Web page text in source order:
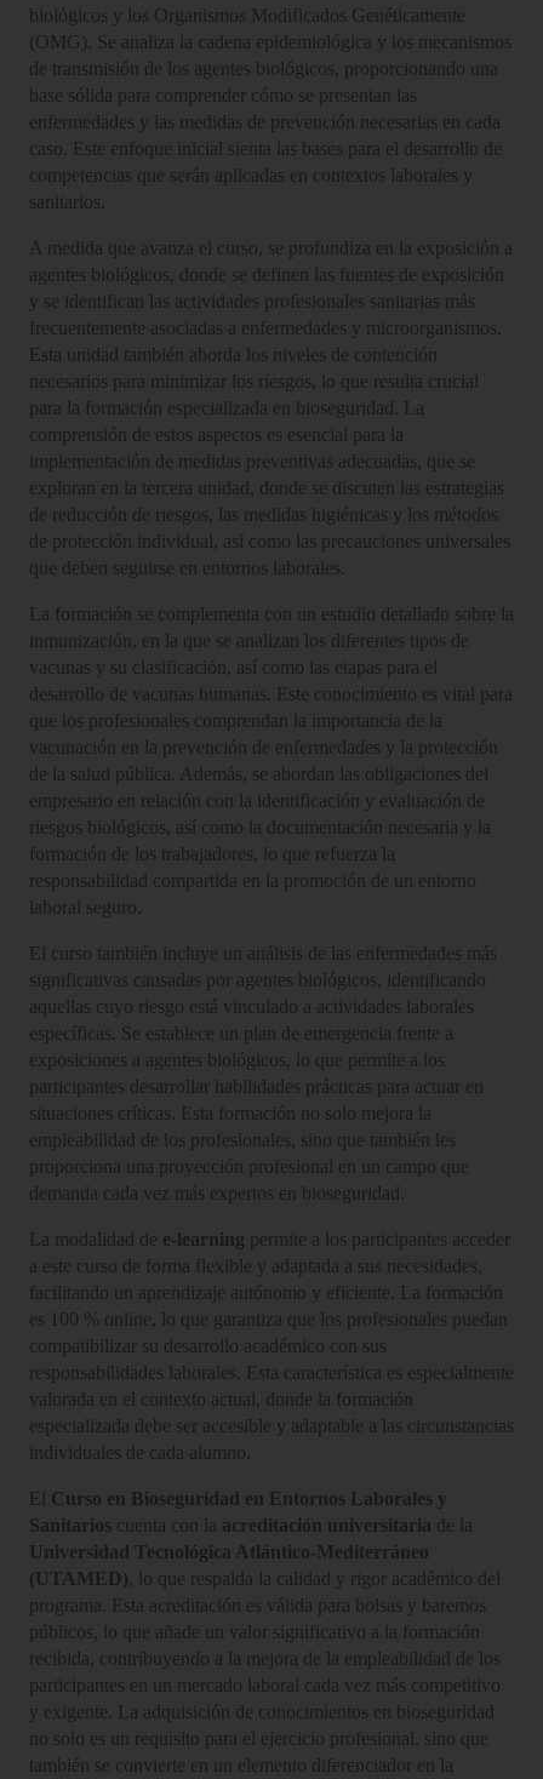
biológicos y los Organismos Modificados Genéticamente
(OMG). Se analiza la cadena epidemiológica y los mecanismos
de transmisión de los agentes biológicos, proporcionando una
base sólida para comprender cómo se presentan las
enfermedades y las medidas de prevención necesarias en cada
caso. Este enfoque inicial sienta las bases para el desarrollo de
competencias que serán aplicadas en contextos laborales y
sanitarios.
A medida que avanza el curso, se profundiza en la exposición a
agentes biológicos, donde se definen las fuentes de exposición
y se identifican las actividades profesionales sanitarias más
frecuentemente asociadas a enfermedades y microorganismos.
Esta unidad también aborda los niveles de contención
necesarios para minimizar los riesgos, lo que resulta crucial
para la formación especializada en bioseguridad. La
comprensión de estos aspectos es esencial para la
implementación de medidas preventivas adecuadas, que se
exploran en la tercera unidad, donde se discuten las estrategias
de reducción de riesgos, las medidas higiénicas y los métodos
de protección individual, así como las precauciones universales
que deben seguirse en entornos laborales.
La formación se complementa con un estudio detallado sobre la
inmunización, en la que se analizan los diferentes tipos de
vacunas y su clasificación, así como las etapas para el
desarrollo de vacunas humanas. Este conocimiento es vital para
que los profesionales comprendan la importancia de la
vacunación en la prevención de enfermedades y la protección
de la salud pública. Además, se abordan las obligaciones del
empresario en relación con la identificación y evaluación de
riesgos biológicos, así como la documentación necesaria y la
formación de los trabajadores, lo que refuerza la
responsabilidad compartida en la promoción de un entorno
laboral seguro.
El curso también incluye un análisis de las enfermedades más
significativas causadas por agentes biológicos, identificando
aquellas cuyo riesgo está vinculado a actividades laborales
específicas. Se establece un plan de emergencia frente a
exposiciones a agentes biológicos, lo que permite a los
participantes desarrollar habilidades prácticas para actuar en
situaciones críticas. Esta formación no solo mejora la
empleabilidad de los profesionales, sino que también les
proporciona una proyección profesional en un campo que
demanda cada vez más expertos en bioseguridad.
La modalidad de e-learning permite a los participantes acceder
a este curso de forma flexible y adaptada a sus necesidades,
facilitando un aprendizaje autónomo y eficiente. La formación
es 100 % online, lo que garantiza que los profesionales puedan
compatibilizar su desarrollo académico con sus
responsabilidades laborales. Esta característica es especialmente
valorada en el contexto actual, donde la formación
especializada debe ser accesible y adaptable a las circunstancias
individuales de cada alumno.
El Curso en Bioseguridad en Entornos Laborales y
Sanitarios cuenta con la acreditación universitaria de la
Universidad Tecnológica Atlántico-Mediterráneo
(UTAMED) , lo que respalda la calidad y rigor académico del
programa. Esta acreditación es válida para bolsas y baremos
públicos, lo que añade un valor significativo a la formación
recibida, contribuyendo a la mejora de la empleabilidad de los
participantes en un mercado laboral cada vez más competitivo
y exigente. La adquisición de conocimientos en bioseguridad
no solo es un requisito para el ejercicio profesional, sino que
también se convierte en un elemento diferenciador en la